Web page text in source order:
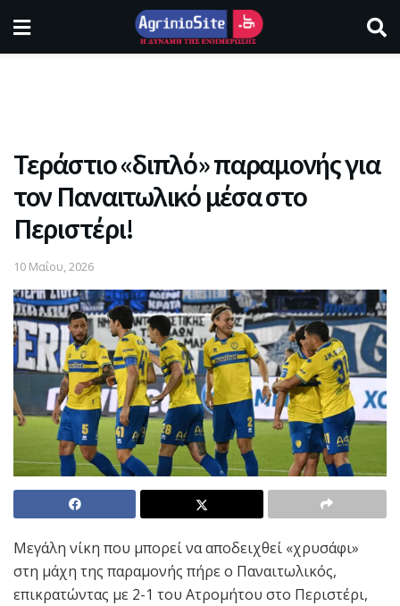
Τεράστιο «διπλό» παραμονής για
τον Παναιτωλικό μέσα στο
Περιστέρι!
10 Μαΐου, 2026
Μεγάλη νίκη που μπορεί να αποδειχθεί «χρυσάφι»
στη μάχη της παραμονής πήρε ο Παναιτωλικός,
επικρατώντας με 2-1 του Ατρομήτου στο Περιστέρι,